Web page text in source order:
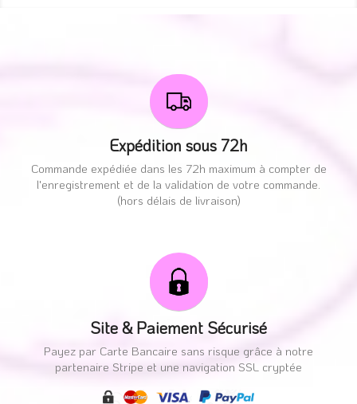
Expédition sous 72h
Commande expédiée dans les 72h maximum à compter de
l'enregistrement et de la validation de votre commande.
(hors délais de livraison)
Site & Paiement Sécurisé
Payez par Carte Bancaire sans risque grâce à notre
partenaire Stripe et une navigation SSL cryptée